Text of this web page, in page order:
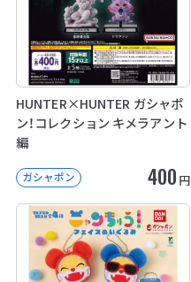
HUNTER×HUNTER ガシャポ
ン！コレクション キメラアント
編
ガシャポン 400 円